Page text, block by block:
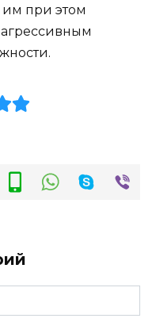
им при этом
агрессивным